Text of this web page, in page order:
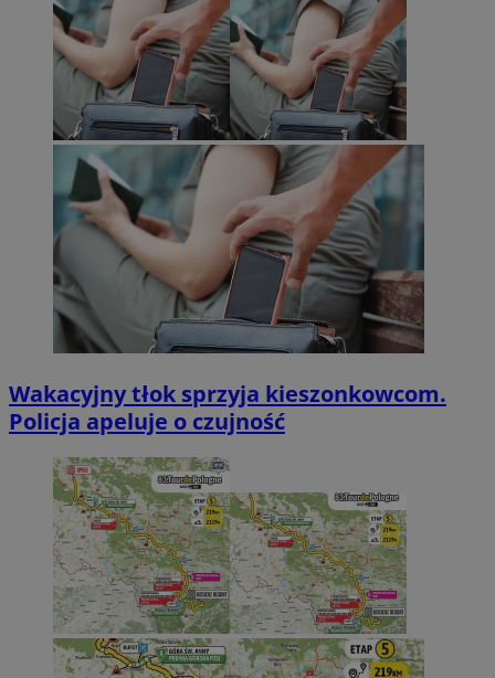
Wakacyjny tłok sprzyja kieszonkowcom.
Policja apeluje o czujność